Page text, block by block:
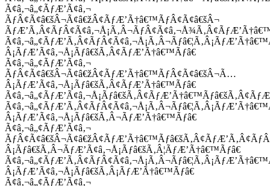
Ã¢â‚¬â„¢ÃƒÆ’Ã¢â‚¬
ÃƒÂ¢Ã¢â€šÂ¬Ã¢â€žÂ¢ÃƒÆ’Ã†â€™ÃƒÂ¢Ã¢â€šÂ¬
Â¡ÃƒÆ’Ã¢â‚¬Å¡Ãƒâ€šÃ‚Â¢ÃƒÆ’Ã†â€™Ãƒâ€
Ã¢â‚¬â„¢ÃƒÆ’Ã¢â‚¬
ÃƒÂ¢Ã¢â€šÂ¬Ã¢â€žÂ¢ÃƒÆ’Ã†â€™ÃƒÂ¢Ã¢â€šÂ¬Ã…
Â¡ÃƒÆ’Ã¢â‚¬Å¡Ãƒâ€šÃ‚Â¢ÃƒÆ’Ã†â€™Ãƒâ€
Â¡ÃƒÆ’Ã¢â‚¬Å¡Ãƒâ€šÃ‚Â¬ÃƒÆ’Ã†â€™Ãƒâ€
Ã¢â‚¬â„¢ÃƒÆ’Ã¢â‚¬
Â¡Ãƒâ€šÃ‚Â¬ÃƒÆ’Ã¢â‚¬Å¡Ãƒâ€šÃ‚Â¦ÃƒÆ’Ã†â€™Ãƒâ€
Â¡ÃƒÆ’Ã¢â‚¬Å¡Ãƒâ€šÃ‚Â¡ÃƒÆ’Ã†â€™Ãƒâ€
Ã¢â‚¬â„¢ÃƒÆ’Ã¢â‚¬